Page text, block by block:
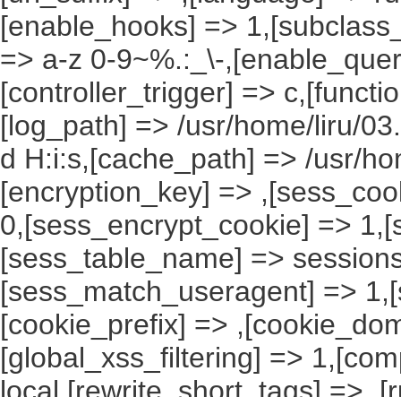
[enable_hooks] =>
=> a-z 0-9~%.:_\-
[controller_trigger] =>
[log_path] => /usr/home/liru/
d H:i:s,[cache_path] => /usr/
[encryption_key] =>
0,[sess_encrypt_cookie] =>
[sess_table_name] =>
[sess_match_useragent] =>
[cookie_prefix] =>
[global_xss_filtering] =>